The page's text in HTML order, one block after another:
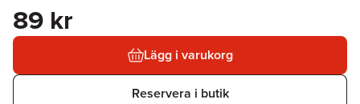
89 kr
Lägg i varukorg
Reservera i butik